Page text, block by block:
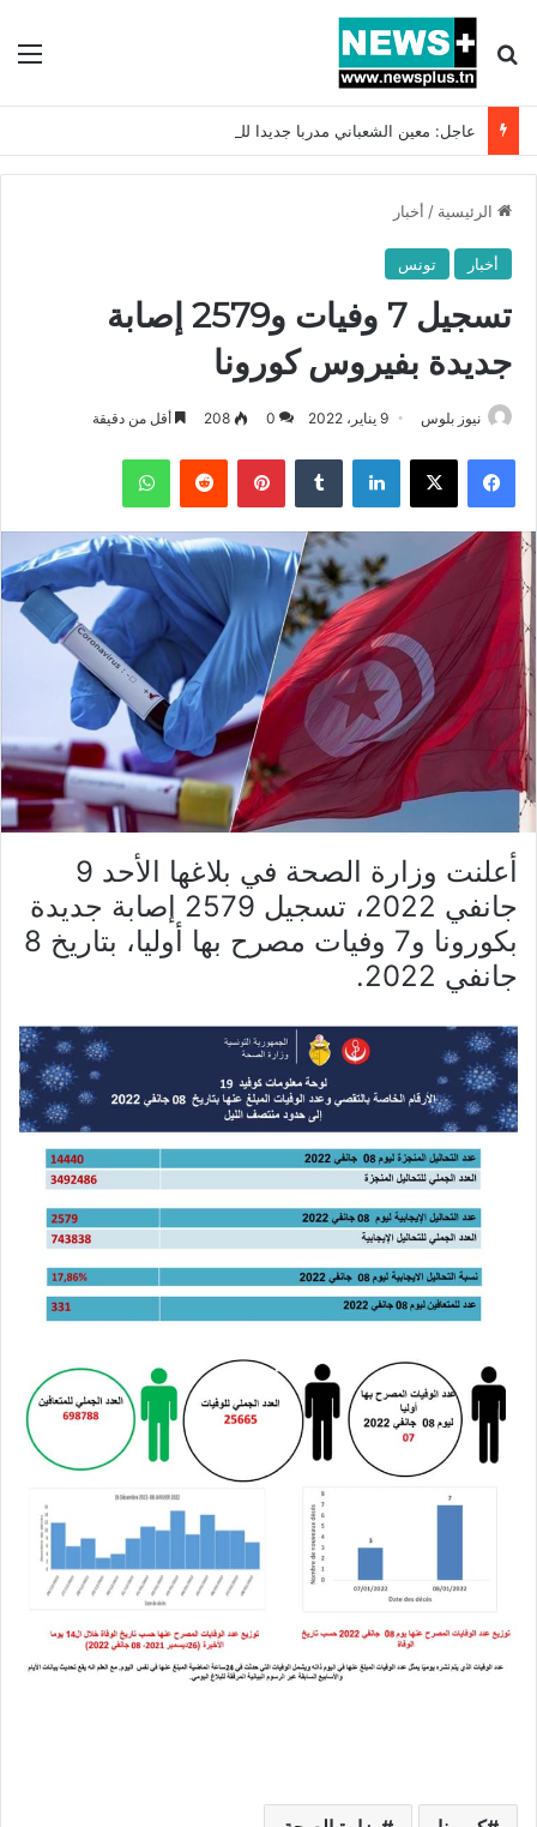
بحث عن
عاجل: معين الشعباني مدربا جديدا للمنتخب التونسي !!
الرئيسية / أخبار
أخبار تونس
تسجيل 7 وفيات و2579 إصابة
جديدة بفيروس كورونا
نيوز بلوس 9 يناير، 2022 0
208 أقل من دقيقة
فيسبوك X لينكدإن بينتيريست واتساب
أعلنت وزارة الصحة في بلاغها الأحد 9
جانفي 2022، تسجيل 2579 إصابة جديدة
بكورونا و7 وفيات مصرح بها أوليا، بتاريخ 8
جانفي 2022.